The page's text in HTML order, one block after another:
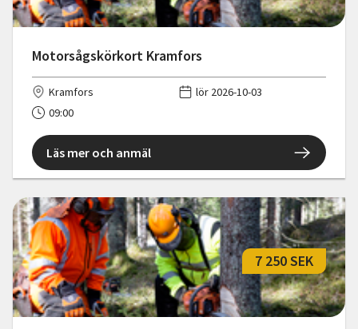
Motorsågskörkort Kramfors
Kramfors
lör 2026-10-03
09:00
Läs mer och anmäl
7 250 SEK